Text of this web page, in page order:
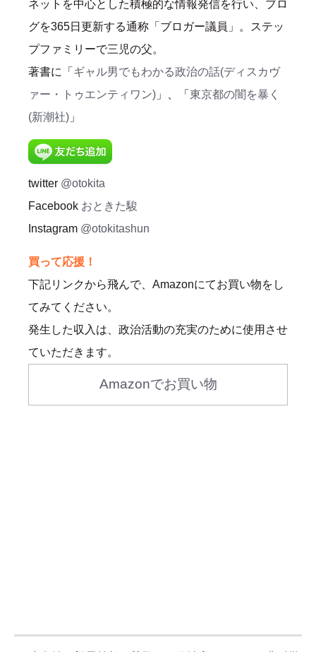
ネットを中心とした積極的な情報発信を行い、ブロ
グを365日更新する通称「ブロガー議員」。ステッ
プファミリーで三児の父。
著書に「 ギャル男でもわかる政治の話(ディスカヴ
ァー・トゥエンティワン) 」、「 東京都の闇を暴く
(新潮社) 」
twitter @otokita
Facebook おときた駿
Instagram @otokitashun
買って応援！
下記リンクから飛んで、Amazonにてお買い物をし
てみてください。
発生した収入は、政治活動の充実のために使用させ
ていただきます。
Amazonでお買い物